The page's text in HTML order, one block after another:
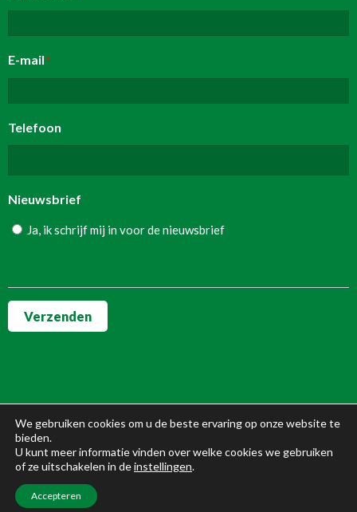
E-mail*
Telefoon
Nieuwsbrief
Ja, ik schrijf mij in voor de nieuwsbrief
Verzenden
Copyright | All Rights Reserved |
We gebruiken cookies om u de beste ervaring op onze website te
bieden.
U kunt meer informatie vinden over welke cookies we gebruiken
of ze uitschakelen in deinstellingen.
Accepteren